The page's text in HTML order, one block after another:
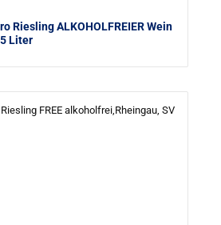
Riesling ALKOHOLFREIER Wein
Liter